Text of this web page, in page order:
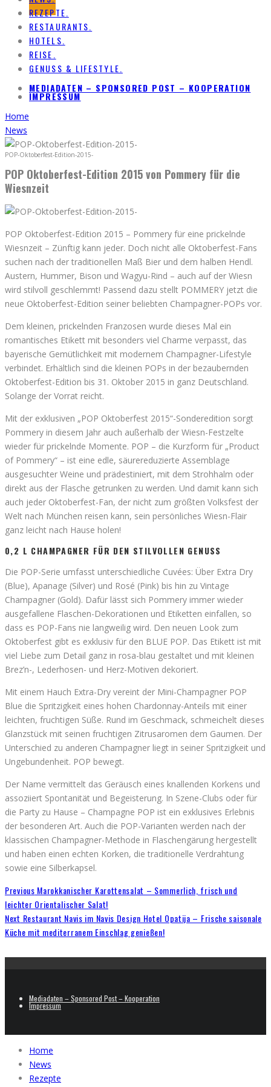
REZEPTE.
RESTAURANTS.
HOTELS.
REISE.
GENUSS & LIFESTYLE.
MEDIADATEN – SPONSORED POST – KOOPERATION
IMPRESSUM
Home
News
POP-Oktoberfest-Edition-2015-
POP Oktoberfest-Edition 2015 von Pommery für die
Wiesnzeit
POP Oktoberfest-Edition 2015 – Pommery für eine prickelnde
Wiesnzeit – Zünftig kann jeder. Doch nicht alle Oktoberfest-Fans
suchen nach der traditionellen Maß Bier und dem halben Hendl.
Austern, Hummer, Bison und Wagyu-Rind – auch auf der Wiesn
wird stilvoll geschlemmt! Passend dazu stellt POMMERY jetzt die
neue Oktoberfest-Edition seiner beliebten Champagner-POPs vor.
Dem kleinen, prickelnden Franzosen wurde dieses Mal ein
romantisches Etikett mit besonders viel Charme verpasst, das
bayerische Gemütlichkeit mit modernem Champagner-Lifestyle
verbindet. Erhältlich sind die kleinen POPs in der bezaubernden
Oktoberfest-Edition bis 31. Oktober 2015 in ganz Deutschland.
Solange der Vorrat reicht.
Mit der exklusiven „POP Oktoberfest 2015“-Sonderedition sorgt
Pommery in diesem Jahr auch außerhalb der Wiesn-Festzelte
wieder für prickelnde Momente. POP – die Kurzform für „Product
of Pommery“ – ist eine edle, säurereduzierte Assemblage
ausgesuchter Weine und prädestiniert, mit dem Strohhalm oder
direkt aus der Flasche getrunken zu werden. Und damit kann sich
auch jeder Oktoberfest-Fan, der nicht zum größten Volksfest der
Welt nach München reisen kann, sein persönliches Wiesn-Flair
ganz leicht nach Hause holen!
0,2 L CHAMPAGNER FÜR DEN STILVOLLEN GENUSS
Die POP-Serie umfasst unterschiedliche Cuvées: Über Extra Dry
(Blue), Apanage (Silver) und Rosé (Pink) bis hin zu Vintage
Champagner (Gold). Dafür lässt sich Pommery immer wieder
ausgefallene Flaschen-Dekorationen und Etiketten einfallen, so
dass es POP-Fans nie langweilig wird. Den neuen Look zum
Oktoberfest gibt es exklusiv für den BLUE POP. Das Etikett ist mit
viel Liebe zum Detail ganz in rosa-blau gestaltet und mit kleinen
Brez’n-, Lederhosen- und Herz-Motiven dekoriert.
Mit einem Hauch Extra-Dry vereint der Mini-Champagner POP
Blue die Spritzigkeit eines hohen Chardonnay-Anteils mit einer
leichten, fruchtigen Süße. Rund im Geschmack, schmeichelt dieses
Glanzstück mit seinen fruchtigen Zitrusaromen dem Gaumen. Der
Unterschied zu anderen Champagner liegt in seiner Spritzigkeit und
Ungebundenheit. POP bewegt.
Der Name vermittelt das Geräusch eines knallenden Korkens und
assoziiert Spontanität und Begeisterung. In Szene-Clubs oder für
die Party zu Hause – Champagne POP ist ein exklusives Erlebnis
der besonderen Art. Auch die POP-Varianten werden nach der
klassischen Champagner-Methode in Flaschengärung hergestellt
und haben einen echten Korken, die traditionelle Verdrahtung
sowie eine Silberkapsel.
Previous Marokkanischer Karottensalat – Sommerlich, frisch und
leichter Orientalischer Salat!
Next Restaurant Navis im Navis Design Hotel Opatija – Frische saisonale
Küche mit mediterranem Einschlag genießen!
Mediadaten – Sponsored Post – Kooperation
Impressum
Home
News
Rezepte